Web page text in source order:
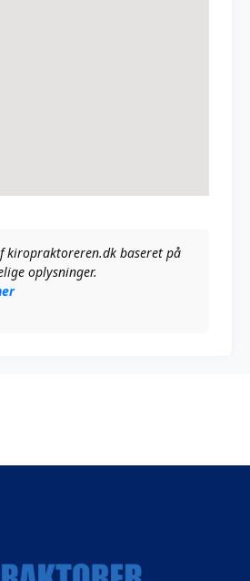
kiropraktoreren.dk baseret på
oplysninger.